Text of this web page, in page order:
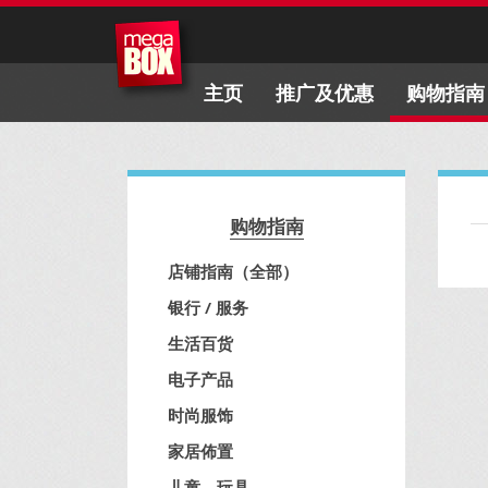
主页 推广及优惠 购物指南
购物指南
店铺指南（全部）
银行 / 服务
生活百货
电子产品
时尚服饰
家居佈置